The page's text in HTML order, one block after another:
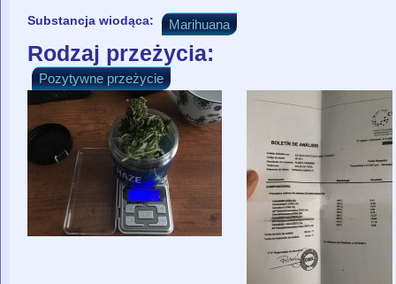
Substancja wiodąca: Marihuana
Rodzaj przeżycia:
Pozytywne przeżycie